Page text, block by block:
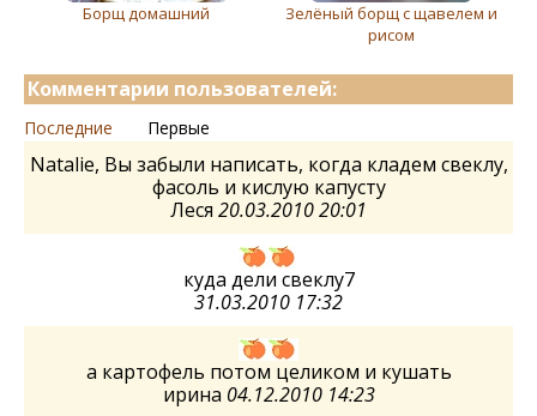
Борщ домашний
Зелёный борщ с щавелем и
рисом
Комментарии пользователей:
Последние Первые
Natalie, Вы забыли написать, когда кладем свеклу,
фасоль и кислую капусту
Леся 20.03.2010 20:01
куда дели свеклу7
31.03.2010 17:32
а картофель потом целиком и кушать
ирина 04.12.2010 14:23